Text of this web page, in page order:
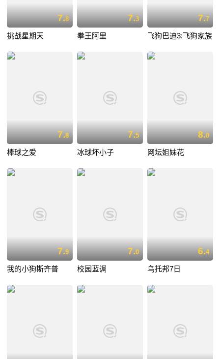
7.8
挑战星期天
7.3
拳王阿里
7.7
飞狗巴迪3:飞狗家族
7.8
棒球之爱
7.5
冰球坏小子
8.0
网坛姐妹花
7.9
我的小狗斯齐普
7.0
校园蓝调
6.4
乌托邦7日